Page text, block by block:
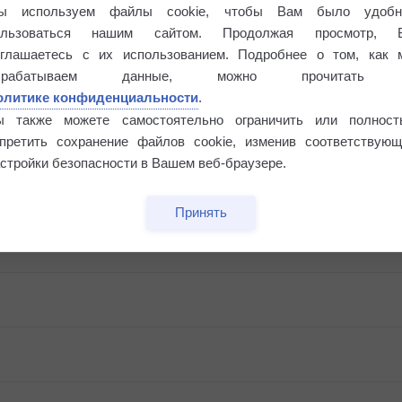
используем файлы cookie, чтобы Вам было
нашим сайтом. Продолжая просмотр,
с их использованием. Подробнее о том, как
данные, можно прочитать
конфиденциальности.
также можете самостоятельно ограничить или
сохранение файлов cookie, изменив
безопасности в Вашем веб-браузере.
Принять